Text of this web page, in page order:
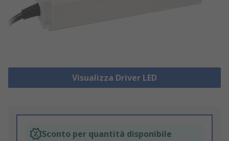
Visualizza Driver LED
Sconto per quantità disponibile